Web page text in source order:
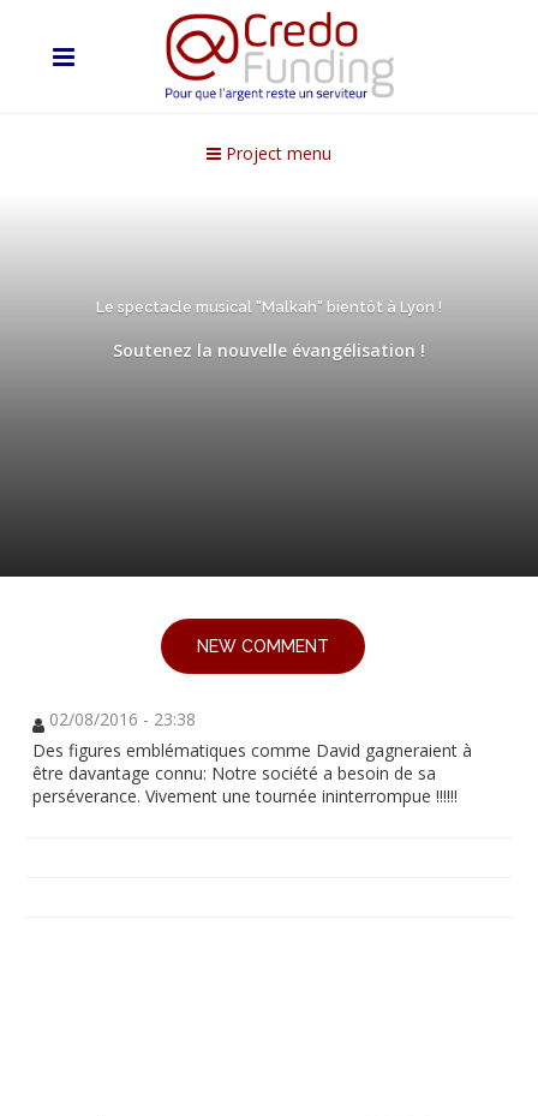
Project menu
Le spectacle musical "Malkah" bientôt à Lyon !
Soutenez la nouvelle évangélisation !
NEW COMMENT
02/08/2016 - 23:38
Des figures emblématiques comme David gagneraient à
être davantage connu: Notre société a besoin de sa
perséverance. Vivement une tournée ininterrompue !!!!!!